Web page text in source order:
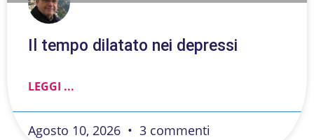
Il tempo dilatato nei depressi
LEGGI ...
Agosto 10, 2026 3 commenti